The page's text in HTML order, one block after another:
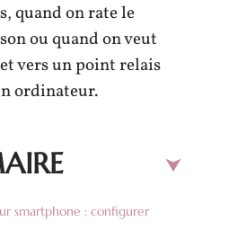
quand on rate le
ou quand on veut
vers un point relais
ordinateur.
smartphone : configurer